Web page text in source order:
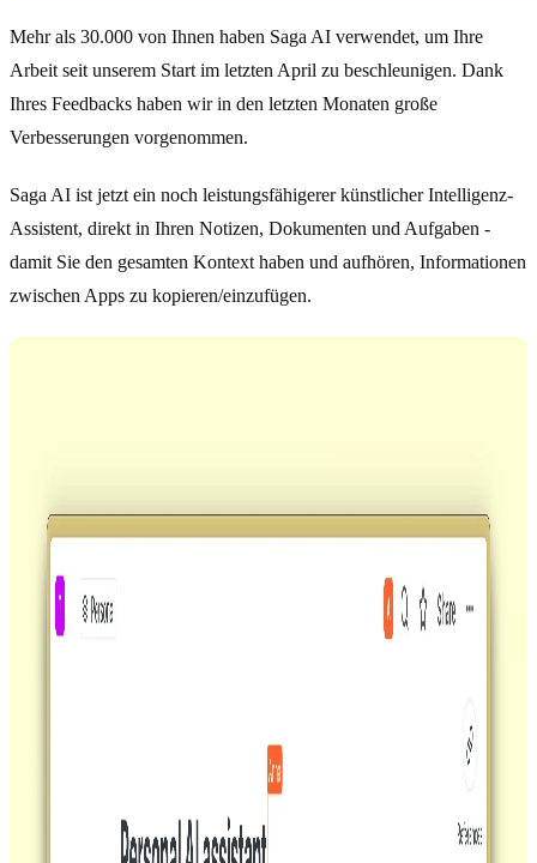
Mehr als 30.000 von Ihnen haben Saga AI verwendet, um Ihre
Arbeit seit unserem Start im letzten April zu beschleunigen. Dank
Ihres Feedbacks haben wir in den letzten Monaten große
Verbesserungen vorgenommen.
Saga AI ist jetzt ein noch leistungsfähigerer künstlicher Intelligenz-
Assistent, direkt in Ihren Notizen, Dokumenten und Aufgaben -
damit Sie den gesamten Kontext haben und aufhören, Informationen
zwischen Apps zu kopieren/einzufügen.